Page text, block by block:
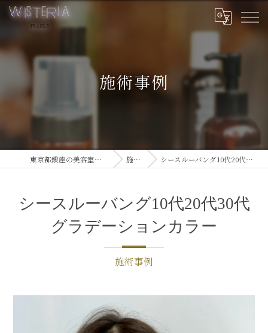
施術事例
東京都銀座の美容室ならWISTERIA PLUS 1 施術事例 シースルーバング10代20代30代グラデーションカラー
施術事例
シースルーバング10代20代30代
グラデーションカラー